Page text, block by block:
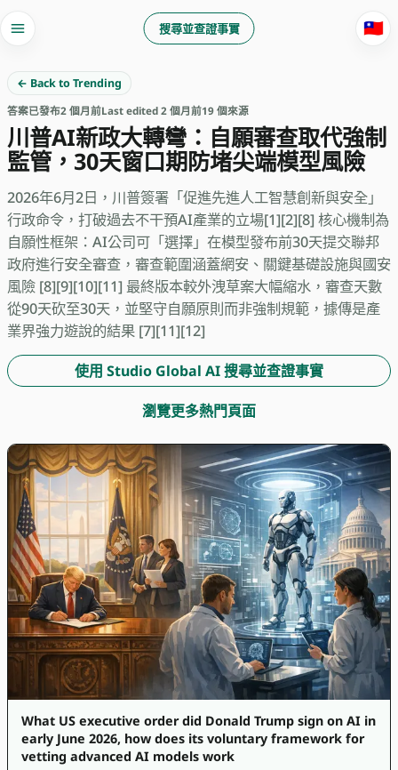
搜尋並查證事實 🇹🇼
← Back to Trending
答案已發布2 個月前Last edited 2 個月前19 個來源
川普AI新政大轉彎：自願審查取代強制
監管，30天窗口期防堵尖端模型風險
2026年6月2日，川普簽署「促進先進人工智慧創新與安全」
行政命令，打破過去不干預AI產業的立場[1][2][8] 核心機制為
自願性框架：AI公司可「選擇」在模型發布前30天提交聯邦
政府進行安全審查，審查範圍涵蓋網安、關鍵基礎設施與國安
風險 [8][9][10][11] 最終版本較外洩草案大幅縮水，審查天數
從90天砍至30天，並堅守自願原則而非強制規範，據傳是產
業界強力遊說的結果 [7][11][12]
使用 Studio Global AI 搜尋並查證事實
瀏覽更多熱門頁面
What US executive order did Donald Trump sign on AI in
early June 2026, how does its voluntary framework for
vetting advanced AI models work